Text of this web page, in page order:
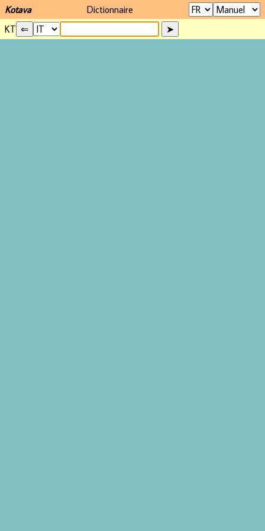
Kotava
Dictionnaire
KT